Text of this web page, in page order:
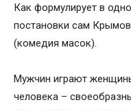
Как формулирует в
постановки сам
(комедия масок).
Мужчин играют
человека –